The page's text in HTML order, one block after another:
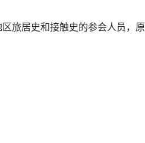
旅居史和接触史的参会人员，原